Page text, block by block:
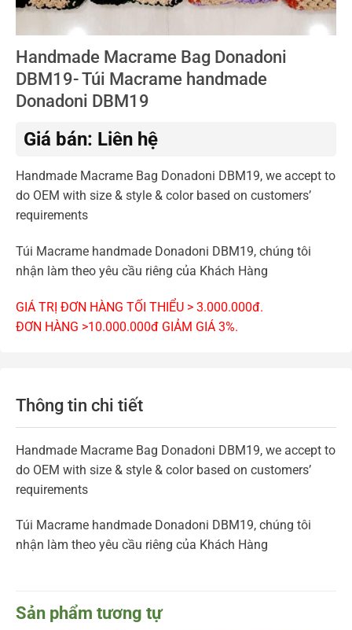
Handmade Macrame Bag Donadoni
DBM19- Túi Macrame handmade
Donadoni DBM19
Giá bán: Liên hệ
Handmade Macrame Bag Donadoni DBM19, we accept to
do OEM with size & style & color based on customers’
requirements
Túi Macrame handmade Donadoni DBM19, chúng tôi
nhận làm theo yêu cầu riêng của Khách Hàng
GIÁ TRỊ ĐƠN HÀNG TỐI THIỂU > 3.000.000đ.
ĐƠN HÀNG >10.000.000đ GIẢM GIÁ 3%.
Thông tin chi tiết
Handmade Macrame Bag Donadoni DBM19, we accept to
do OEM with size & style & color based on customers’
requirements
Túi Macrame handmade Donadoni DBM19, chúng tôi
nhận làm theo yêu cầu riêng của Khách Hàng
Sản phẩm tương tự